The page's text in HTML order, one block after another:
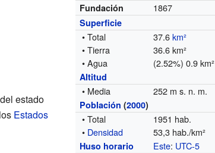
Fundación 1867
Superficie
• Total 37.6km²
• Tierra
36.6 km²
• Agua
(2.52%) 0.9 km²
Altitud
• Media 252 m s. n. m.
Población (2000)
• Total
1951 hab.
• Densidad 53,3 hab./km²
Huso horario Este: UTC-5
estado
Estados